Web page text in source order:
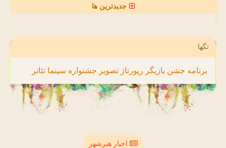
جدیدترین ها
تگها
برنامه جشن بازیگر رپورتاژ تصویر جشنواره سینما تئاتر
اخبار هنرشهر